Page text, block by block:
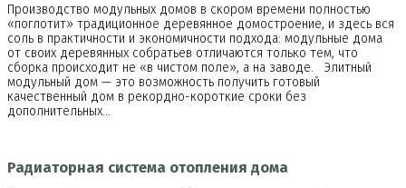
Производство модульных домов в скором времени полностью
«поглотит» традиционное деревянное домостроение, и здесь вся
соль в практичности и экономичности подхода: модульные дома
от своих деревянных собратьев отличаются только тем, что
сборка происходит не «в чистом поле», а на заводе. Элитный
модульный дом — это возможность получить готовый
качественный дом в рекордно-короткие сроки без
дополнительных…
Радиаторная система отопления дома